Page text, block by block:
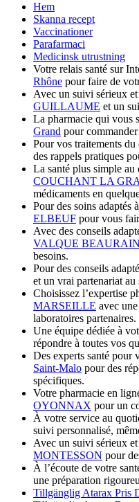
Hem
Skanna recept
Vaccinationer
Parafarmaci
Medicinsk utrustning
Votre relais santé sur
Rhône pour faire de
Avec un suivi sérieux
GUILLAUME et un
La pharmacie qui vous
Grand pour
Pour vos traitements du
des rappels pratiques
La santé plus simple au
COUCHANT LA
médicaments en
Pour des soins adaptés
ELBEUF pour vous
Avec des conseils
VALQUE
besoins.
Pour des conseils
et un vrai partenariat au
Choisissez l’expertise
MARSEILLE avec
laboratoires partenaires.
Une équipe dédiée à
répondre à toutes vos
Des experts santé pour
Saint-Malo pour des
spécifiques.
Votre pharmacie en
OYONNAX pour un
À votre service au
suivi personnalisé,
Avec un suivi sérieux
MONTESSON pour
À l’écoute de votre
une préparation
Tillgänglig Atarax Pris